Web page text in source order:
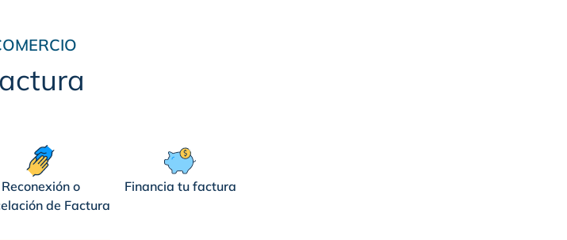
Reconexión o
de Factura
Financia tu factura